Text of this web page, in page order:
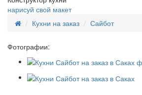
нарисуй свой макет
Кухни на заказ
Сайбот
Фотографии: